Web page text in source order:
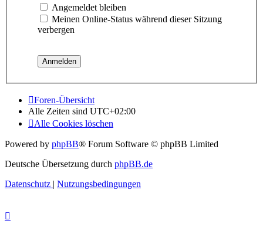
Angemeldet bleiben
Meinen Online-Status während dieser Sitzung
verbergen
Foren-Übersicht
Alle Zeiten sind UTC+02:00
Alle Cookies löschen
Powered by phpBB® Forum Software © phpBB Limited
Deutsche Übersetzung durch phpBB.de
Datenschutz | Nutzungsbedingungen